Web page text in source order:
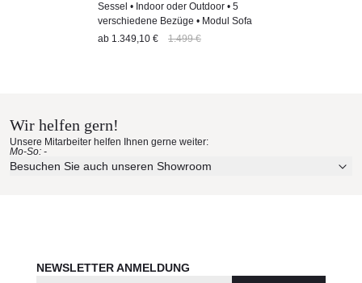
Sessel • Indoor oder Outdoor • 5
verschiedene Bezüge • Modul Sofa
ab 1.349,10 € 1.499 €
Wir helfen gern!
Unsere Mitarbeiter helfen Ihnen gerne weiter:
Mo-So: -
Besuchen Sie auch unseren Showroom
NEWSLETTER ANMELDUNG